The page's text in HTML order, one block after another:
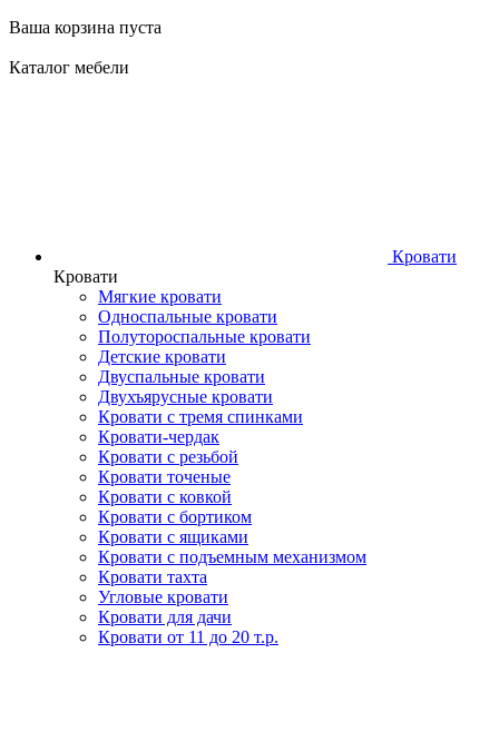
Ваша корзина пуста
Каталог мебели
Кровати
Кровати
Мягкие кровати
Односпальные кровати
Полутороспальные кровати
Детские кровати
Двуспальные кровати
Двухъярусные кровати
Кровати с тремя спинками
Кровати-чердак
Кровати с резьбой
Кровати точеные
Кровати с ковкой
Кровати с бортиком
Кровати с ящиками
Кровати с подъемным механизмом
Кровати тахта
Угловые кровати
Кровати для дачи
Кровати от 11 до 20 т.р.